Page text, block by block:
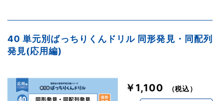
40 単元別ばっちりくんドリル 同形発見・同配列
発見(応用編)
￥1,100 （税込）